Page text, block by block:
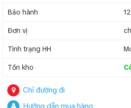
Bảo hành
Đơn vị
Tình trạng HH
Tồn kho
Chỉ đường đi
Hướng dẫn mua hàng